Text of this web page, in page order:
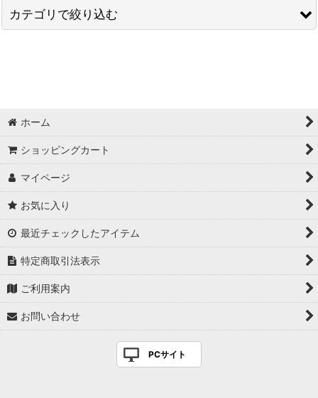
並び順:
カテゴリで絞り込む
HETTARER
ホーム
ショッピングカート
マイページ
お気に入り
最近チェックしたアイテム
特定商取引法表示
ご利用案内
お問い合わせ
PCサイト